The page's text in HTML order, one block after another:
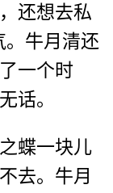
还想去私
。牛月清还
一个时
话。
蝶一块儿
去。牛月